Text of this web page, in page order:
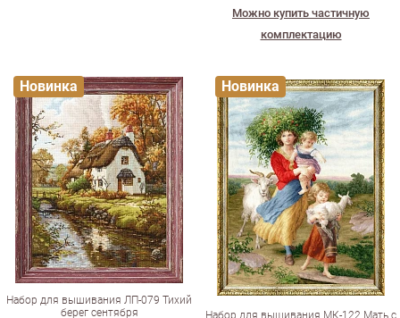
Можно купить частичную
комплектацию
Набор для вышивания ЛП-079 Тихий
берег сентября
Новинка
Набор для вышивания МК-122 Мать с
Новинка